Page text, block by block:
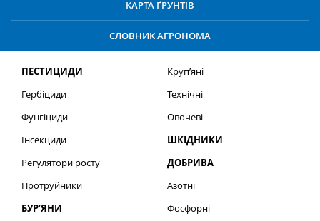
КАРТА ҐРУНТІВ
СЛОВНИК АГРОНОМА
ПЕСТИЦИДИ
Гербіциди
Фунгіциди
Інсекциди
Регулятори росту
Протруйники
БУР’ЯНИ
Круп’яні
Технічні
Овочеві
ШКІДНИКИ
ДОБРИВА
Азотні
Фосфорні